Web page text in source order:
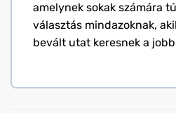
amelynek sokak számára
választás mindazoknak,
bevált utat keresnek a